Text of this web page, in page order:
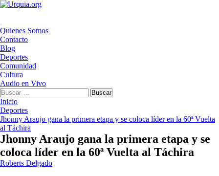
Saltar
Menú
principal
Quienes Somos
Contacto
Blog
Deportes
Comunidad
Cultura
Audio en Vivo
Buscar:
Inicio
Deportes
Jhonny Araujo gana la primera etapa y se coloca líder en la 60ª Vuelta
al Táchira
Jhonny Araujo gana la primera etapa y se
coloca líder en la 60ª Vuelta al Táchira
Roberts Delgado